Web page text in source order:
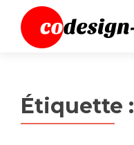
Étiquette :